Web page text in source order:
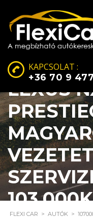
KAPCSOLAT :
+36 70 9
LEXUS
FLEXI CAR > AUTÓK >